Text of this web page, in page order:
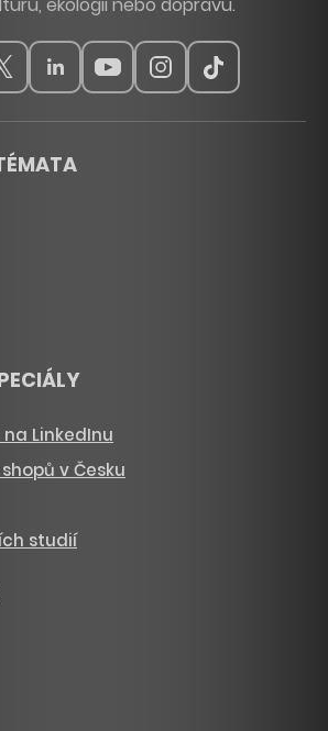
ekologii nebo dopravu.
na LinkedInu
v Česku
studií